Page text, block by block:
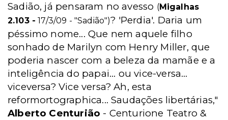
Sadião, já pensaram no avesso (Migalhas
2.103 - 17/3/09 - "Sadião")? 'Perdia'. Daria um
péssimo nome... Que nem aquele filho
sonhado de Marilyn com Henry Miller, que
poderia nascer com a beleza da mamãe e a
inteligência do papai... ou vice-versa...
viceversa? Vice versa? Ah, esta
reformortographica... Saudações libertárias,"
Alberto Centurião - Centurione Teatro &